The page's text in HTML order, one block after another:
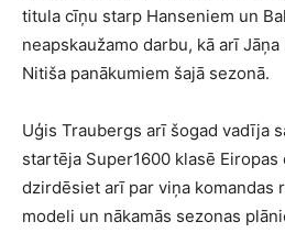
titula cīņu starp Hanseniem un
neapskaužamo darbu, kā arī
Nitiša panākumiem šajā sezonā.
Uģis Traubergs arī šogad vadīja
startēja Super1600 klasē
dzirdēsiet arī par viņa komandas
modeli un nākamās sezonas